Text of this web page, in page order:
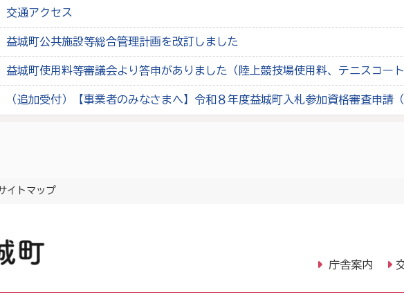
交通アクセス
益城町公共施設等総合管理計画を改訂しました
益城町使用料等審議会より答申がありました（陸上競技場使用料、テニスコー
（追加受付）【事業者のみなさまへ】令和８年度益城町入札参加資格審査申請
イトマップ
庁舎案内